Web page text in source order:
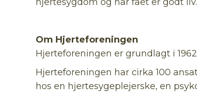
Om Hjerteforeningen
Hjerteforeningen er grundlagt i
Hjerteforeningen har cirka 100
hos en hjertesygeplejerske, en